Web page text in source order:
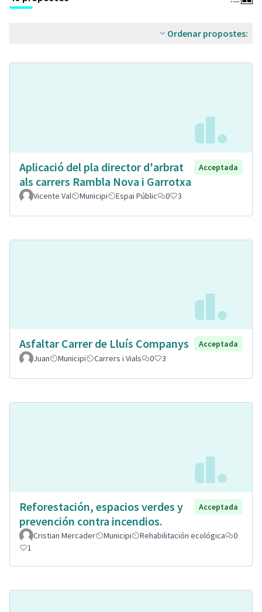
Ordenar propostes:
Aplicació del pla director d'arbrat
als carrers Rambla Nova i Garrotxa
Acceptada
Vicente Val Municipi Espai Públic 0 3
Asfaltar Carrer de Lluís Companys
Acceptada
Juan
Municipi Carrers i Vials 0 3
Reforestación, espacios verdes y
prevención contra incendios.
Acceptada
Cristian Mercader Municipi Rehabilitación ecológica
0
1